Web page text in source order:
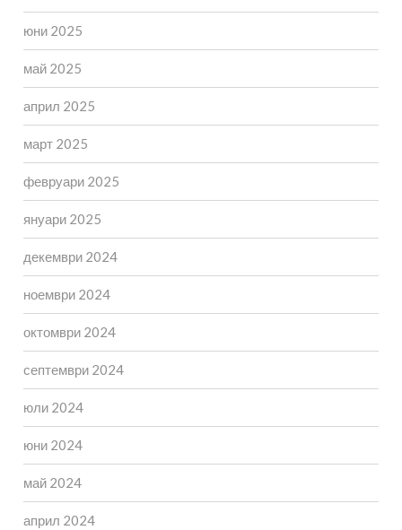
юни 2025
май 2025
април 2025
март 2025
февруари 2025
януари 2025
декември 2024
ноември 2024
октомври 2024
септември 2024
юли 2024
юни 2024
май 2024
април 2024